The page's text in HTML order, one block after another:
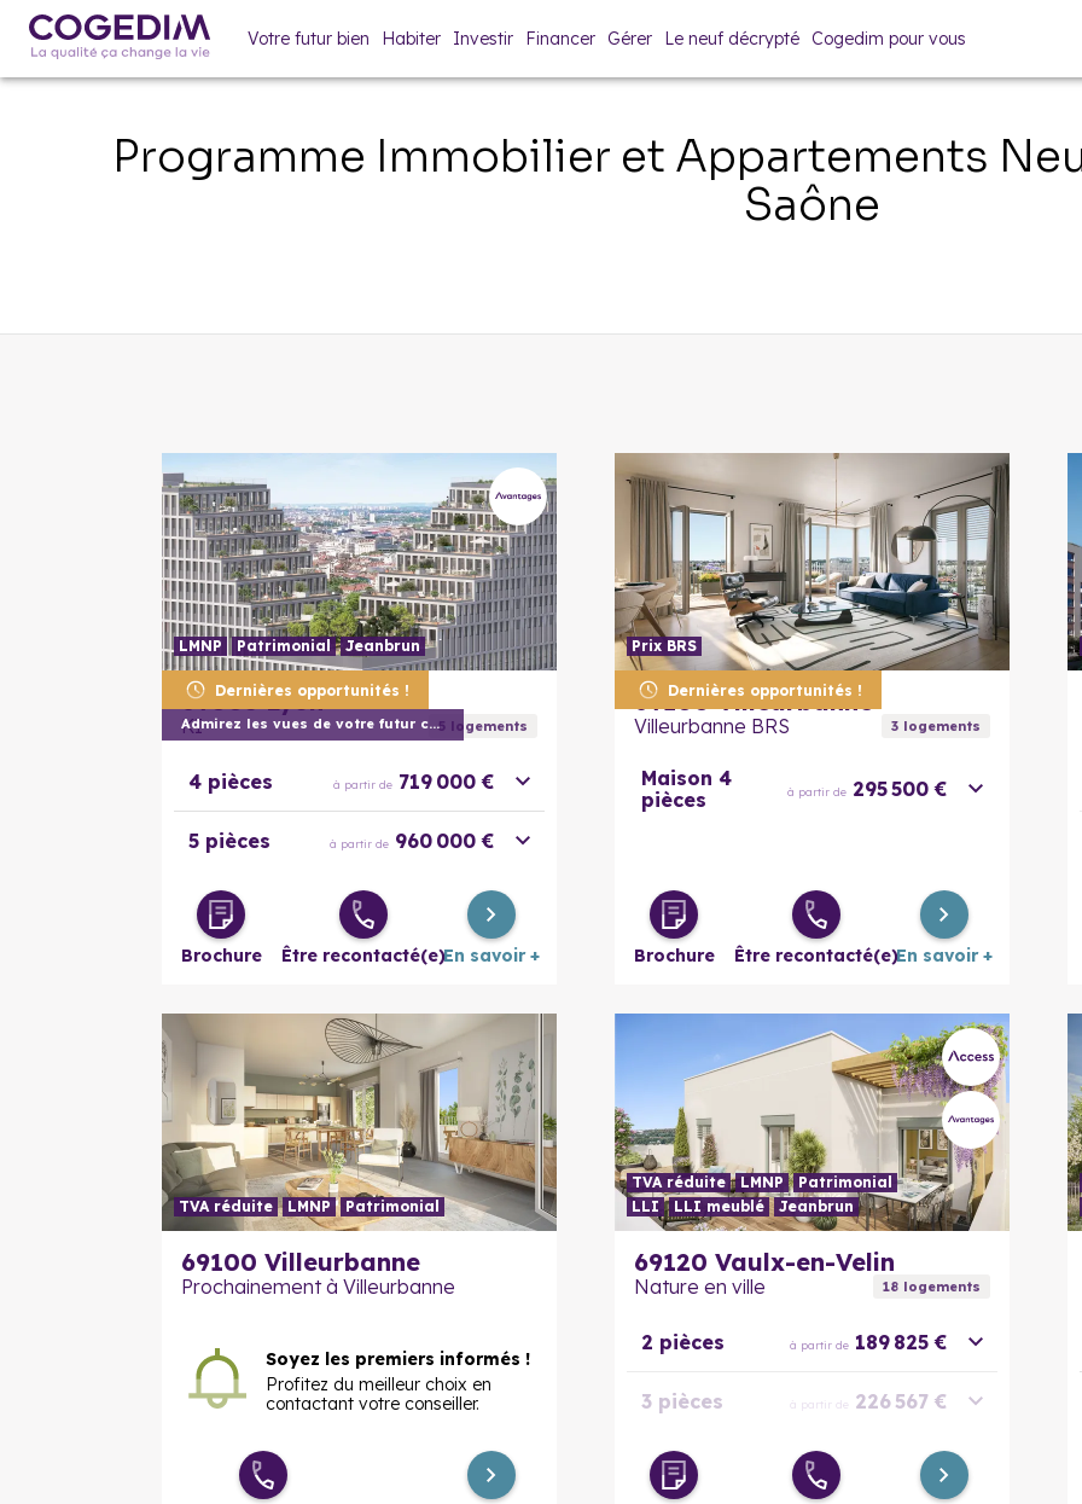
Votre futur bien Habiter Investir Financer Gérer Le neuf décrypté Cogedim pour vous
Programme Immobilier et Appartements
Saône
Dernières opportunités !
Admirez les vues de votre futur chez vou
LMNP Patrimonial Jeanbrun
En savoir plus
69003 Lyon
KI 5logements
4 pièces à partir de 719 000 €
5 pièces à partir de 960 000 €
Brochure Être recontacté(e)En savoir +
Dernières opportunités !
Prix BRS
69100 Villeurbanne
Villeurbanne BRS 3logements
Maison 4
pièces
à partir de 295 500 €
Brochure Être recontacté(e)En savoir +
TVA réduite LMNP Patrimonial
69100 Villeurbanne
Prochainement à Villeurbanne
Soyez les premiers informés !
Profitez du meilleur choix en
contactant votre conseiller.
TVA réduite LMNP
Patrimonial
LLI
LLI meublé Jeanbrun
69120 Vaulx-en-Velin
Nature en ville 18logements
2 pièces à partir de 189 825 €
3 pièces à partir de 226 567 €
3 pièces
évolutif
à partir de 257 975 €